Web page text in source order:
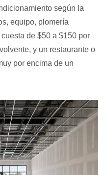
según la
equipo, plomería
de $50 a $150 por
y un restaurante o
por encima de un